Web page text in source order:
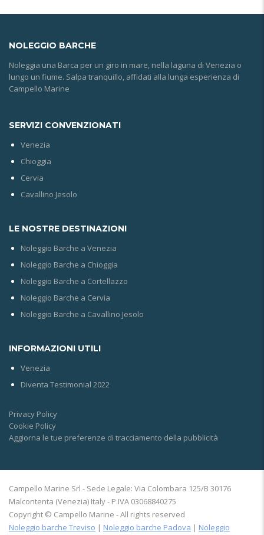
NOLEGGIO BARCHE
Noleggia una Barca per un giro in mare, nella laguna di Venezia o
lungo un fiume. Salpa tranquillo, affidati alla lunga esperienza di
Campello Marine
SERVIZI CONVENZIONATI
Venezia
Chioggia
Cervia
Cavallino Jesolo
LE NOSTRE DESTINAZIONI
Noleggio Barche a Venezia
Noleggio Barche a Chioggia
Noleggio Barche a Cortellazzo
Noleggio Barche a Cervia
Noleggio Barche a Cavallino Jesolo
INFORMAZIONI UTILI
Venezia
Diventa Testimonial 2022
Privacy Policy
Cookie Policy
Aggiorna le tue preferenze di tracciamento della pubblicità
Campello Marine Srl - Sede Legale: Via Colombara 125/B 30176
Malcontenta (Venezia) Italy - P.IVA 03068840275
Copyright © Campello Marine - All rights reserved
Noleggio barche Treviso | Noleggio barche Padova | Noleggio